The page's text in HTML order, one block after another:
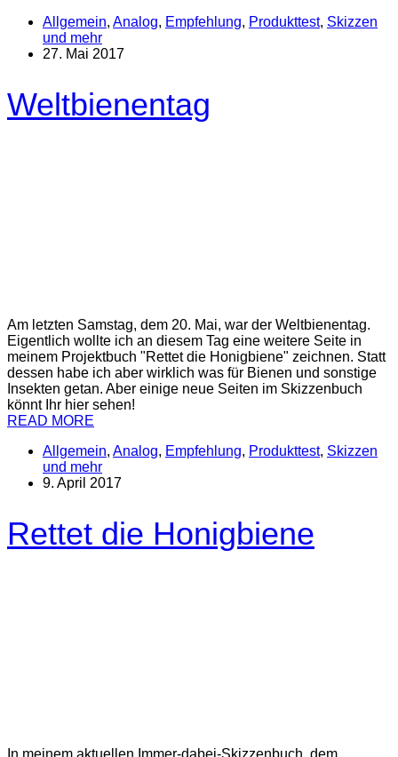
Allgemein, Analog, Empfehlung, Produkttest, Skizzen
und mehr
27. Mai 2017
Weltbienentag
Am letzten Samstag, dem 20. Mai, war der Weltbienentag.
Eigentlich wollte ich an diesem Tag eine weitere Seite in
meinem Projektbuch "Rettet die Honigbiene" zeichnen. Statt
dessen habe ich aber wirklich was für Bienen und sonstige
Insekten getan. Aber einige neue Seiten im Skizzenbuch
könnt Ihr hier sehen!
READ MORE
Allgemein, Analog, Empfehlung, Produkttest, Skizzen
und mehr
9. April 2017
Rettet die Honigbiene
In meinem aktuellen Immer-dabei-Skizzenbuch, dem